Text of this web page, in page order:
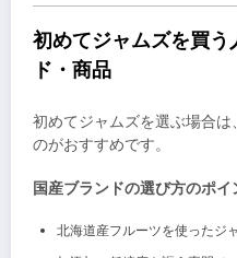
初めてジャムズを買
ド・商品
初めてジャムズを選ぶ場合は、
のがおすすめです。
国産ブランドの選び方のポイ
北海道産フルーツを使ったジ